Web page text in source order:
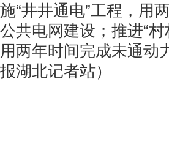
施“井井通电”工程，用
公共电网建设；推进“
用两年时间完成未通动
报湖北记者站）